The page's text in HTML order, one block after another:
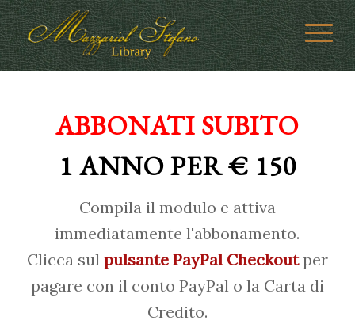
ABBONATI SUBITO
1 ANNO PER € 150
Compila il modulo e attiva
immediatamente l'abbonamento.
Clicca sul pulsante PayPal Checkoutper
pagare con il conto PayPal o la Carta di
Credito.